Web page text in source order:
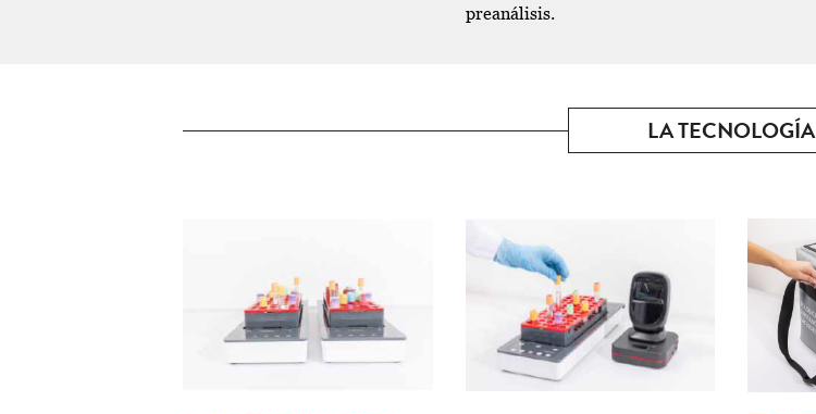
preanálisis.
LA TECNOLOGÍA